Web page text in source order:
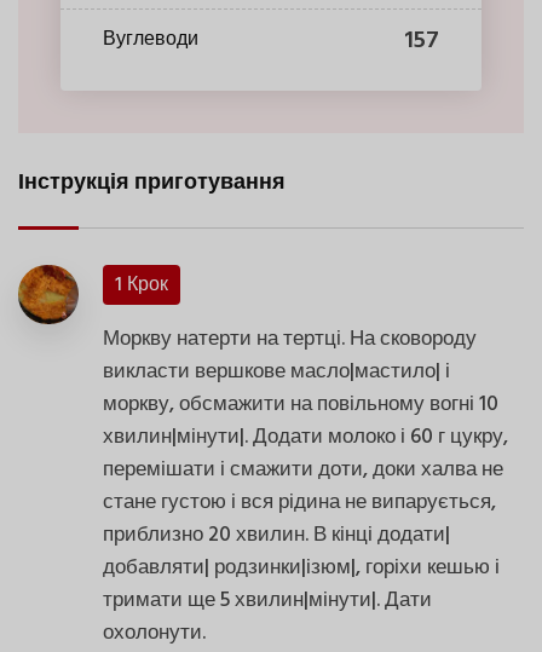
Вуглеводи 157
Інструкція приготування
1 Крок
Моркву натерти на тертці. На сковороду
викласти вершкове масло|мастило| і
моркву, обсмажити на повільному вогні 10
хвилин|мінути|. Додати молоко і 60 г цукру,
перемішати і смажити доти, доки халва не
стане густою і вся рідина не випарується,
приблизно 20 хвилин. В кінці додати|
добавляти| родзинки|ізюм|, горіхи кешью і
тримати ще 5 хвилин|мінути|. Дати
охолонути.